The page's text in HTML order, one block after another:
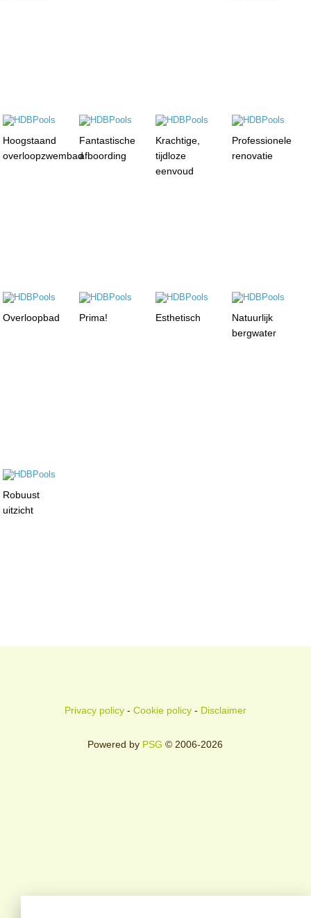
Hoogstaand
overloopzwembad
Fantastische
afboording
Krachtige,
tijdloze
eenvoud
Professionele
renovatie
Overloopbad Prima! Esthetisch
Natuurlijk
bergwater
Robuust
uitzicht
Privacy policy- Cookie policy- Disclaimer
Powered by PSG © 2006-2026